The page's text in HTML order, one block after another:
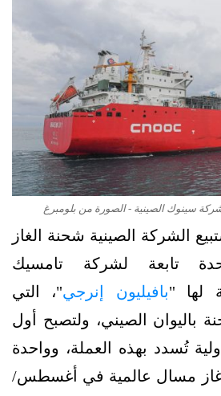
سينوك الصينية - الصورة من بلومبرغ
الشركة الصينية شحنة الغاز
تابعة لشركة تامسيك
لها "بافيليون إنرجي"، التي
باليوان الصيني، ولتصبح أول
تُسدد بهذه العملة، وواحدة
صفقات غاز مسال عالمية في أغسطس/